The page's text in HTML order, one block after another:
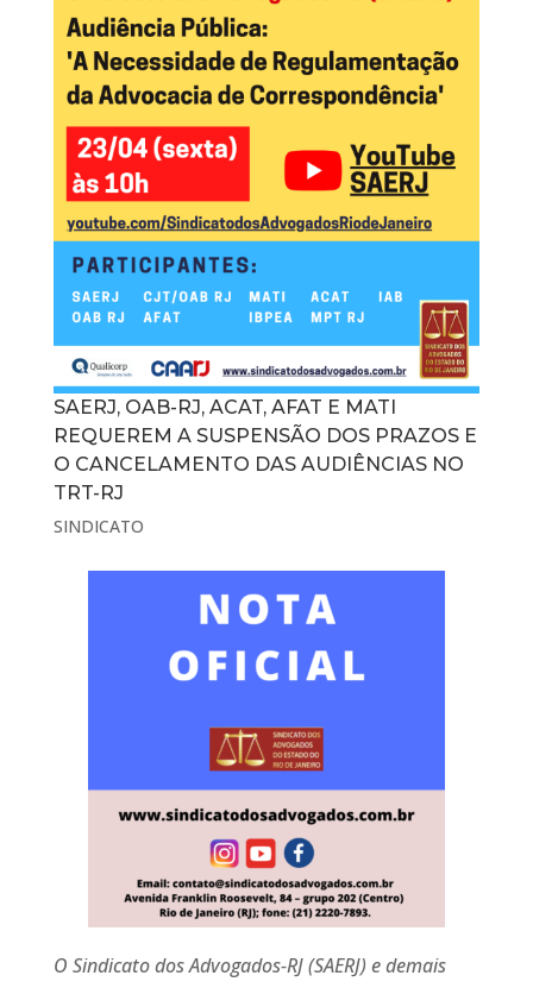
SAERJ, OAB-RJ, ACAT, AFAT E MATI
REQUEREM A SUSPENSÃO DOS PRAZOS E
O CANCELAMENTO DAS AUDIÊNCIAS NO
TRT-RJ
SINDICATO
O Sindicato dos Advogados-RJ (SAERJ) e demais